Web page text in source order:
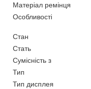
Матеріал ремінця
Особливості
Стан
Стать
Сумісність з
Тип
Тип дисплея